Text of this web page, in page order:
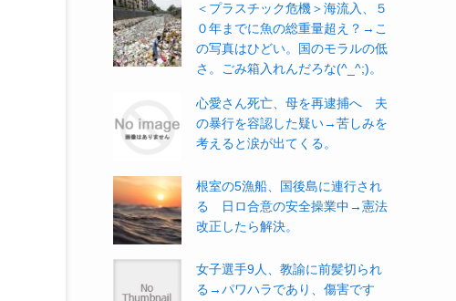
＜プラスチック危機＞海流入、５
０年までに魚の総重量超え？→こ
の写真はひどい。国のモラルの低
さ。ごみ箱入れんだろな(^_^;)。
心愛さん死亡、母を再逮捕へ 夫
の暴行を容認した疑い→苦しみを
考えると涙が出てくる。
根室の5漁船、国後島に連行され
る 日ロ合意の安全操業中→憲法
改正したら解決。
女子選手9人、教諭に前髪切られ
る→パワハラであり、傷害です